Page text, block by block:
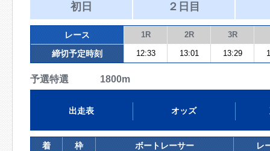
初日 ２日目
レース 1R 2R 3R
締切予定時刻 12:33 13:01 13:29
予選特選 1800m
出走表 オッズ
着 枠 ボートレーサー レ